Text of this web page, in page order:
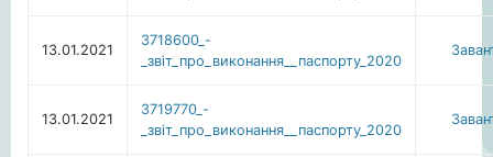
13.01.2021
3718600_-
_звiт_про_виконання__паспорту_2020
13.01.2021
3719770_-
_звiт_про_виконання__паспорту_2020